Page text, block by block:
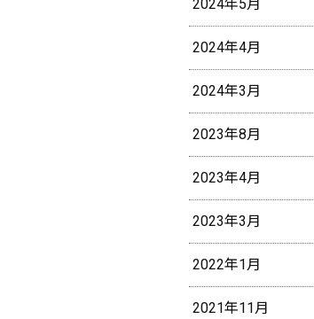
2024年5月
2024年4月
2024年3月
2023年8月
2023年4月
2023年3月
2022年1月
2021年11月